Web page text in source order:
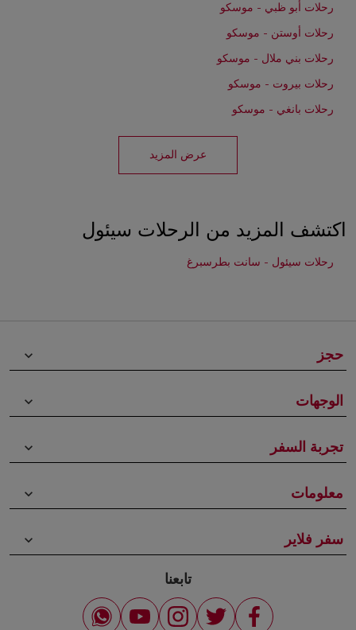
رحلات أبو ظبي - موسكو
رحلات أوستن - موسكو
رحلات بني ملال - موسكو
رحلات بيروت - موسكو
رحلات بانغي - موسكو
عرض المزيد
اكتشف المزيد من الرحلات سيئول
رحلات سيئول - سانت بطرسبرغ
حجز keyboard_arrow_down
الوجهات keyboard_arrow_down
تجربة السفر keyboard_arrow_down
معلومات keyboard_arrow_down
سفر فلاير keyboard_arrow_down
تابعنا